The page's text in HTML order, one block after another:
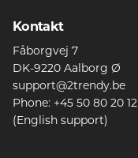
Kontakt
Fåborgvej 7
DK-9220 Aalborg Ø
support@2trendy.be
Phone: +45 50 80 20 12
(English support)